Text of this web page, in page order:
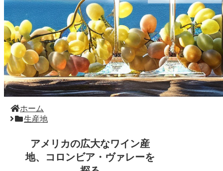
ホーム
生産地
アメリカの広大なワイン産
地、コロンビア・ヴァレーを